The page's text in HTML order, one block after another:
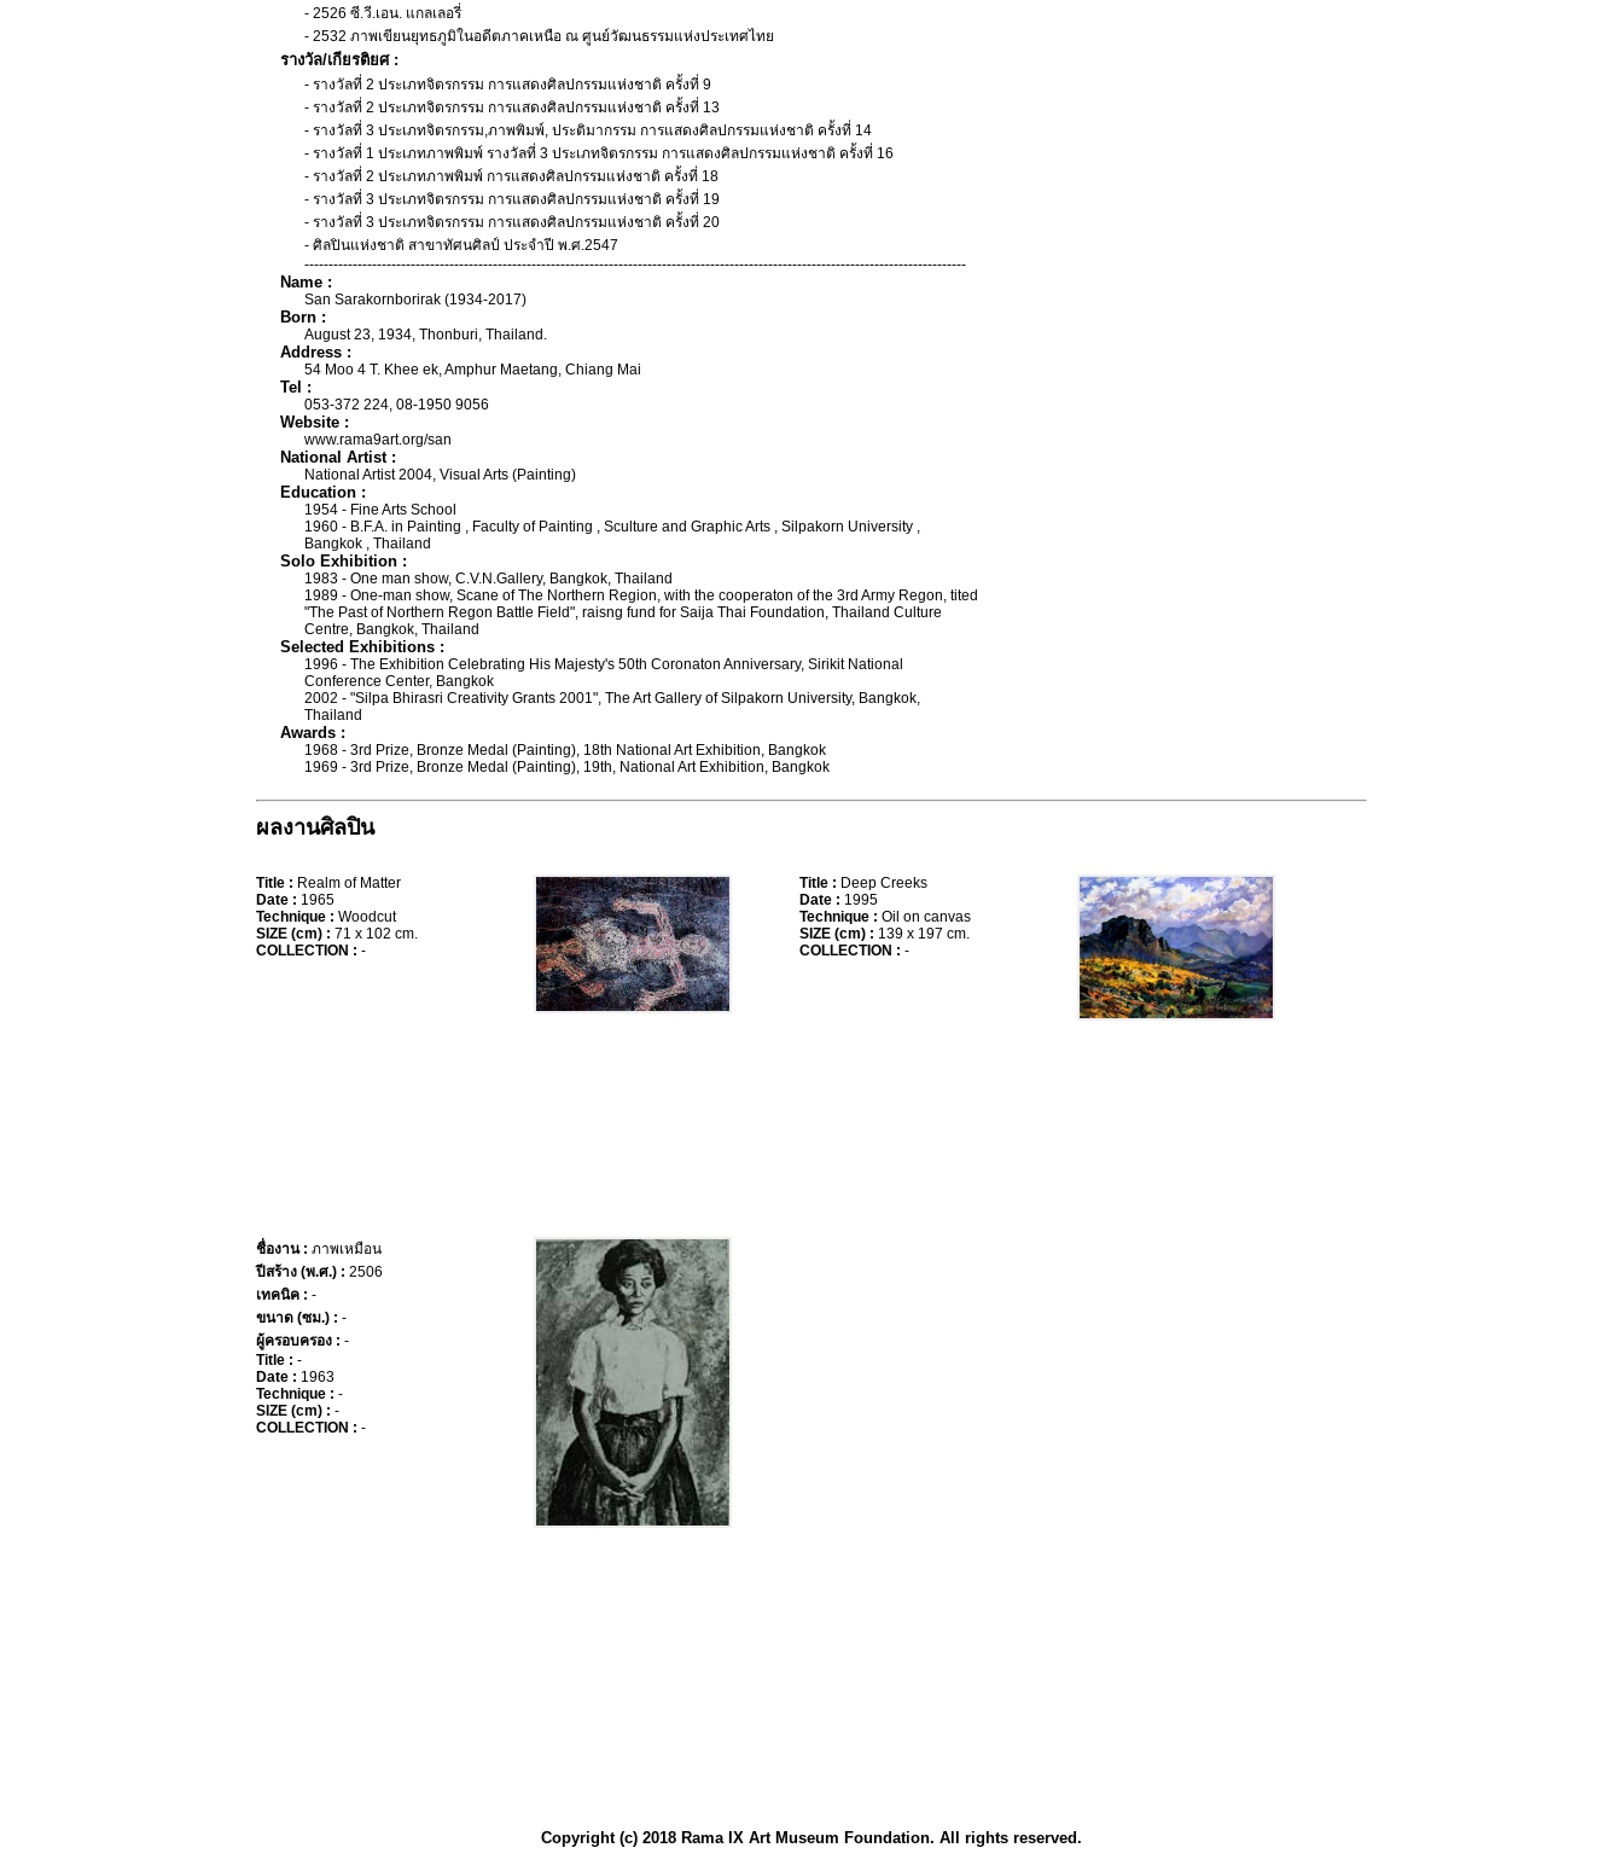
- 2526 ซี.วี.เอน. แกลเลอรี่
- 2532 ภาพเขียนยุทธภูมิในอดีตภาคเหนือ ณ ศูนย์วัฒนธรรมแห่งประเทศไทย
รางวัล/เกียรติยศ :
- รางวัลที่ 2 ประเภทจิตรกรรม การแสดงศิลปกรรมแห่งชาติ ครั้งที่ 9
- รางวัลที่ 2 ประเภทจิตรกรรม การแสดงศิลปกรรมแห่งชาติ ครั้งที่ 13
- รางวัลที่ 3 ประเภทจิตรกรรม,ภาพพิมพ์, ประติมากรรม การแสดงศิลปกรรมแห่งชาติ ครั้งที่ 14
- รางวัลที่ 1 ประเภทภาพพิมพ์ รางวัลที่ 3 ประเภทจิตรกรรม การแสดงศิลปกรรมแห่งชาติ ครั้งที่ 16
- รางวัลที่ 2 ประเภทภาพพิมพ์ การแสดงศิลปกรรมแห่งชาติ ครั้งที่ 18
- รางวัลที่ 3 ประเภทจิตรกรรม การแสดงศิลปกรรมแห่งชาติ ครั้งที่ 19
- รางวัลที่ 3 ประเภทจิตรกรรม การแสดงศิลปกรรมแห่งชาติ ครั้งที่ 20
- ศิลปินแห่งชาติ สาขาทัศนศิลป์ ประจำปี พ.ศ.2547
-----------------------------------------------------------------------------------------------------------------------------------------
Name :
San Sarakornborirak (1934-2017)
Born :
August 23, 1934, Thonburi, Thailand.
Address :
54 Moo 4 T. Khee ek, Amphur Maetang, Chiang Mai
Tel :
053-372 224, 08-1950 9056
Website :
www.rama9art.org/san
National Artist :
National Artist 2004, Visual Arts (Painting)
Education :
1954 - Fine Arts School
1960 - B.F.A. in Painting , Faculty of Painting , Sculture and Graphic Arts , Silpakorn University ,
Bangkok , Thailand
Solo Exhibition :
1983 - One man show, C.V.N.Gallery, Bangkok, Thailand
1989 - One-man show, Scane of The Northern Region, with the cooperaton of the 3rd Army Regon, tited
"The Past of Northern Regon Battle Field", raisng fund for Saija Thai Foundation, Thailand Culture
Centre, Bangkok, Thailand
Selected Exhibitions :
1996 - The Exhibition Celebrating His Majesty's 50th Coronaton Anniversary, Sirikit National
Conference Center, Bangkok
2002 - "Silpa Bhirasri Creativity Grants 2001", The Art Gallery of Silpakorn University, Bangkok,
Thailand
Awards :
1968 - 3rd Prize, Bronze Medal (Painting), 18th National Art Exhibition, Bangkok
1969 - 3rd Prize, Bronze Medal (Painting), 19th, National Art Exhibition, Bangkok
ผลงานศิลปิน
Title : Realm of Matter
Date : 1965
Technique : Woodcut
SIZE (cm) : 71 x 102 cm.
COLLECTION : -
Title : Deep Creeks
Date : 1995
Technique : Oil on canvas
SIZE (cm) : 139 x 197 cm.
COLLECTION : -
ชื่องาน : ภาพเหมือน
ปีสร้าง (พ.ศ.) : 2506
เทคนิค : -
ขนาด (ซม.) : -
ผู้ครอบครอง : -
Title : -
Date : 1963
Technique : -
SIZE (cm) : -
COLLECTION : -
Copyright (c) 2018 Rama IX Art Museum Foundation. All rights reserved.